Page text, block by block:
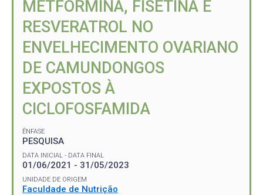
METFORMINA, FISETINA E
RESVERATROL NO
ENVELHECIMENTO OVARIANO
DE CAMUNDONGOS
EXPOSTOS À
CICLOFOSFAMIDA
ÊNFASE
PESQUISA
DATA INICIAL - DATA FINAL
01/06/2021 - 31/05/2023
UNIDADE DE ORIGEM
Faculdade de Nutrição